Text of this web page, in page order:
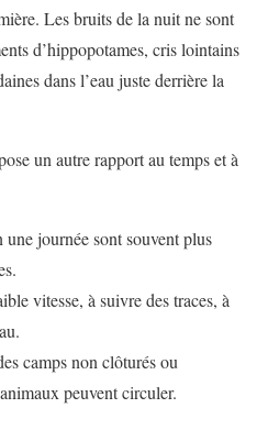
Les bruits de la nuit ne sont
d’hippopotames, cris lointains
dans l’eau juste derrière la
un autre rapport au temps et à
journée sont souvent plus
vitesse, à suivre des traces, à
camps non clôturés ou
peuvent circuler.